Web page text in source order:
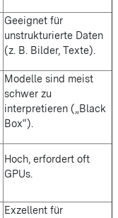
Geeignet für
unstrukturierte Daten
(z. B. Bilder, Texte).
Modelle sind meist
schwer zu
interpretieren („Black
Box“).
Hoch, erfordert oft
GPUs.
Exzellent für